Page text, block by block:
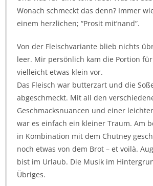
Wonach schmeckt das denn? Immer
einem herzlichen; “Prosit mit’nand”.
Von der Fleischvariante blieb nichts
leer. Mir persönlich kam die Portion
vielleicht etwas klein vor.
Das Fleisch war butterzart und die
abgeschmeckt. Mit all den
Geschmacksnuancen und einer
war es einfach ein kleiner Traum. Am
in Kombination mit dem Chutney
noch etwas von dem Brot – et voilà.
bist im Urlaub. Die Musik im
Übriges.